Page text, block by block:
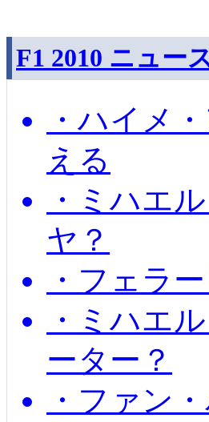
F1 2010 ニュー
・ハイメ
える
・ミハエ
ヤ？
・フェラ
・ミハエ
ーター？
・ファン